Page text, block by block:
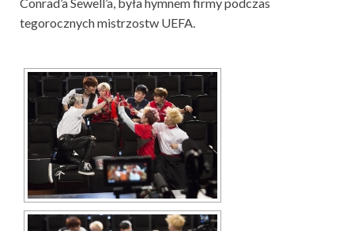
Conrad’a Sewell’a, była hymnem firmy podczas
tegorocznych mistrzostw UEFA.